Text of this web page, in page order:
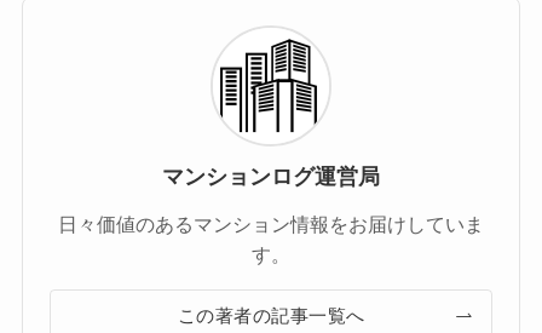
マンションログ運営局
日々価値のあるマンション情報をお届けしていま
す。
この著者の記事一覧へ